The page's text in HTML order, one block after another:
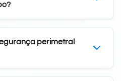
perimetral